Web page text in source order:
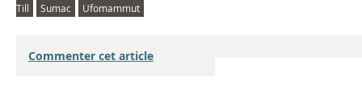
Till
Sumac Ufomammut
Commenter cet article